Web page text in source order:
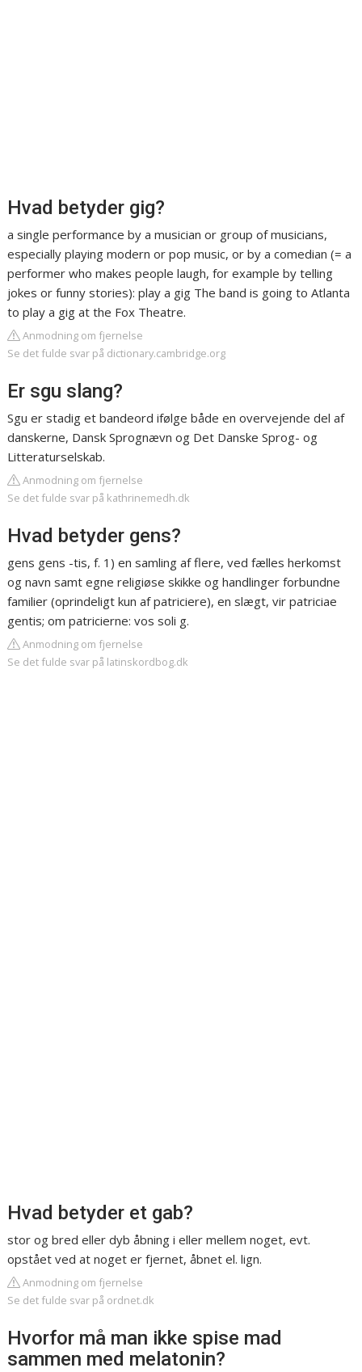
Hvad betyder gig?
a single performance by a musician or group of musicians,
especially playing modern or pop music, or by a comedian (= a
performer who makes people laugh, for example by telling
jokes or funny stories): play a gig The band is going to Atlanta
to play a gig at the Fox Theatre.
Anmodning om fjernelse
Se det fulde svar på dictionary.cambridge.org
Er sgu slang?
Sgu er stadig et bandeord ifølge både en overvejende del af
danskerne, Dansk Sprognævn og Det Danske Sprog- og
Litteraturselskab.
Anmodning om fjernelse
Se det fulde svar på kathrinemedh.dk
Hvad betyder gens?
gens gens -tis, f. 1) en samling af flere, ved fælles herkomst
og navn samt egne religiøse skikke og handlinger forbundne
familier (oprindeligt kun af patriciere), en slægt, vir patriciae
gentis; om patricierne: vos soli g.
Anmodning om fjernelse
Se det fulde svar på latinskordbog.dk
Hvad betyder et gab?
stor og bred eller dyb åbning i eller mellem noget, evt.
opstået ved at noget er fjernet, åbnet el. lign.
Anmodning om fjernelse
Se det fulde svar på ordnet.dk
Hvorfor må man ikke spise mad
sammen med melatonin?